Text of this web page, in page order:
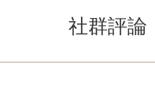
社群評論